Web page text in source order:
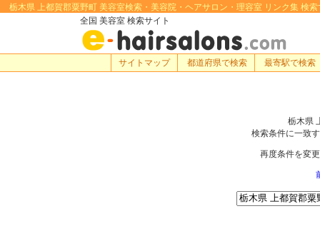
栃木県 上都賀郡粟野町 美容室検索・美容院・ヘアサロン・理容室 リンク集 検
全国 美容室 検索サイト
サイトマップ 都道府県で検索 最寄駅で検索
栃木県
検索条件に一致
再度条件を変